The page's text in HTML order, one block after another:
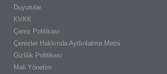
Duyurular
KVKK
Çerez Politikası
Çerezler Hakkında Aydınlatma Metni
Gizlilik Politikası
Mali Yönetim